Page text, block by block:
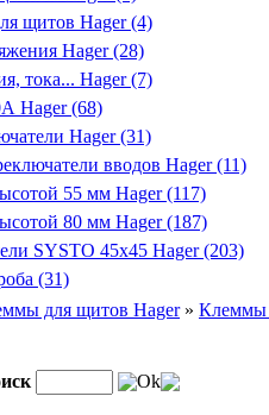
щитов Hager (4)
Hager (28)
тока... Hager (7)
Hager (68)
Hager (31)
вводов Hager (11)
55 мм Hager (117)
80 мм Hager (187)
SYSTO 45х45 Hager (203)
(31)
для щитов Hager» Клеммы
Ok